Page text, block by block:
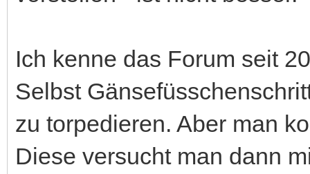
Ich kenne das Forum seit
Selbst
zu torpedieren. Aber man
Diese versucht man dann